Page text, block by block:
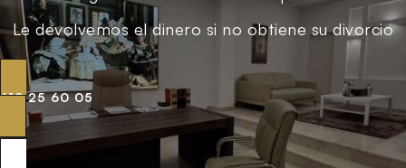
Le devolvemos el dinero si no obtiene su divorcio
619 25 60 05